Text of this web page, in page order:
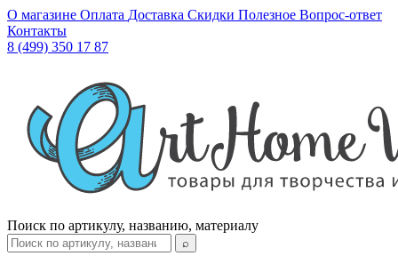
О магазине Оплата Доставка Скидки Полезное Вопрос-ответ
Контакты
8 (499) 350 17 87
Поиск по артикулу, названию, материалу
⌕